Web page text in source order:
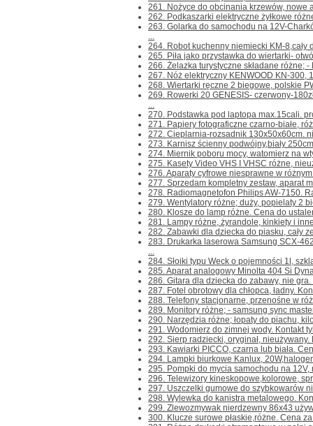
261. Nożyce do obcinania krzewów, nowe
262. Podkaszarki elektryczne żyłkowe
263. Golarka do samochodu na 12V-
...
264. Robot kuchenny niemiecki KM-8,cały
265. Piła jako przystawka do wiertarki-
266. Żelazka turystyczne składane różne;
267. Nóż elektryczny KENWOOD KN-300,
268. Wiertarki ręczne 2 biegowe, polskie
269. Rowerki 20 GENESIS- czerwony-
...
270. Podstawka pod laptopa max.15cali.
271. Papiery fotograficzne czarno-białe,
272. Cieplarnia-rozsadnik 130x50x60cm.
273. Karnisz ścienny podwójny,biały
274. Miernik poboru mocy, watomierz na
275. Kasety Video VHS I VHSC różne,
276. Aparaty cyfrowe niesprawne w
277. Sprzedam kompletny zestaw, aparat
278. Radiomagnetofon Philips AW-7150.
279. Wentylatory różne; duży, popielaty 2
280. Klosze do lamp różne. Cena do
281. Lampy różne, żyrandole, kinkiety i
282. Zabawki dla dziecka do piasku, cały
283. Drukarka laserowa Samsung SCX-
...
284. Słoiki typu Weck o pojemności 1l,
285. Aparat analogowy Minolta 404 Si
286. Gitara dla dziecka do zabawy, nie
287. Fotel obrotowy dla chłopca, ładny.
288. Telefony stacjonarne, przenośne w
289. Monitory różne; - samsung sync
290. Narzędzia różne; łopaty do piachu,
291. Wodomierz do zimnej wody. Kontakt
292. Sierp radziecki, oryginał, nieużywany.
293. Kawiarki PICCO, czarna lub biała.
294. Lampki biurkowe Kanlux,
295. Pompki do mycia samochodu na 12V,
296. Telewizory kineskopowe,kolorowe,
297. Uszczelki gumowe do szybkowarów
298. Wylewka do kanistra metalowego.
299. Zlewozmywak nierdzewny 86x43
300. Klucze surowe płaskie,różne. Cena